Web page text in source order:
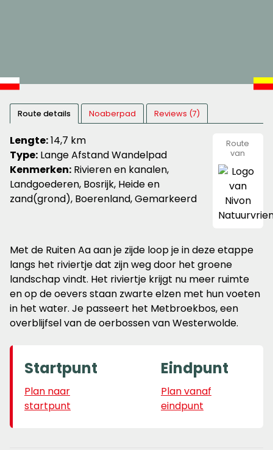
Route details Noaberpad Reviews (7)
Lengte:14,7 km
Type: Lange Afstand Wandelpad
Kenmerken: Rivieren en kanalen,
Landgoederen, Bosrijk, Heide en
zand(grond), Boerenland, Gemarkeerd
Route
van
Met de Ruiten Aa aan je zijde loop je in deze etappe
langs het riviertje dat zijn weg door het groene
landschap vindt. Het riviertje krijgt nu meer ruimte
en op de oevers staan zwarte elzen met hun voeten
in het water. Je passeert het Metbroekbos, een
overblijfsel van de oerbossen van Westerwolde.
Startpunt
Plan naar
startpunt
Eindpunt
Plan vanaf
eindpunt